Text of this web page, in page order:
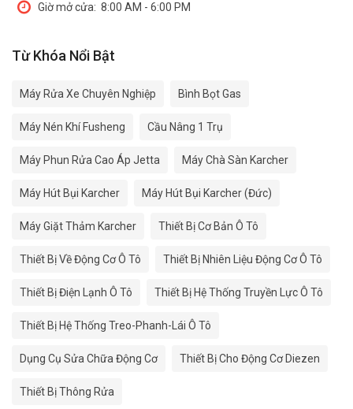
Giờ mở cửa: 8:00 AM - 6:00 PM
Từ Khóa Nổi Bật
Máy Rửa Xe Chuyên Nghiệp Bình Bọt Gas
Máy Nén Khí Fusheng Cầu Nâng 1 Trụ
Máy Phun Rửa Cao Áp Jetta Máy Chà Sàn Karcher
Máy Hút Bụi Karcher Máy Hút Bụi Karcher (Đức)
Máy Giặt Thảm Karcher Thiết Bị Cơ Bản Ô Tô
Thiết Bị Về Động Cơ Ô Tô Thiết Bị Nhiên Liệu Động Cơ Ô Tô
Thiết Bị Điện Lạnh Ô Tô Thiết Bị Hệ Thống Truyền Lực Ô Tô
Thiết Bị Hệ Thống Treo-Phanh-Lái Ô Tô
Dụng Cụ Sửa Chữa Động Cơ Thiết Bị Cho Động Cơ Diezen
Thiết Bị Thông Rửa